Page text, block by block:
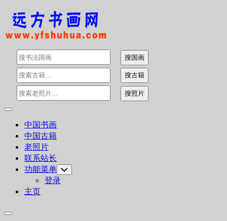
Skip
content
Expand
中国书画
中国古籍
老照片
联系站长
功能菜单 Toggle
Child
Menu
登录
主页
Expand